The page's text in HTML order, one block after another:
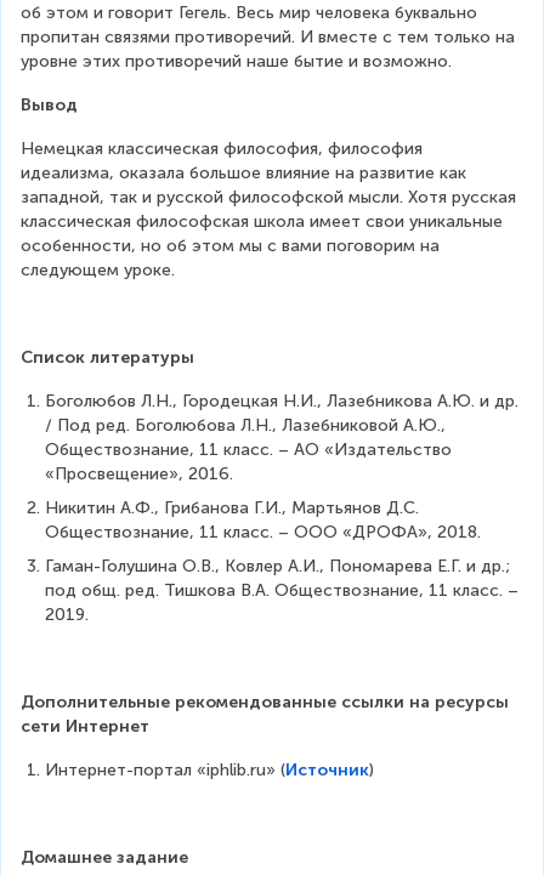
об этом и говорит Гегель. Весь мир человека буквально
пропитан связями противоречий. И вместе с тем только на
уровне этих противоречий наше бытие и возможно.
Вывод
Немецкая классическая философия, философия
идеализма, оказала большое влияние на развитие как
западной, так и русской философской мысли. Хотя русская
классическая философская школа имеет свои уникальные
особенности, но об этом мы с вами поговорим на
следующем уроке.
Список литературы
Боголюбов Л.Н., Городецкая Н.И., Лазебникова А.Ю. и др.
/ Под ред. Боголюбова Л.Н., Лазебниковой А.Ю.,
Обществознание, 11 класс. – АО «Издательство
«Просвещение», 2016.
Никитин А.Ф., Грибанова Г.И., Мартьянов Д.С.
Обществознание, 11 класс. – ООО «ДРОФА», 2018.
Гаман-Голушина О.В., Ковлер А.И., Пономарева Е.Г. и др.;
под общ. ред. Тишкова В.А. Обществознание, 11 класс. –
2019.
Дополнительные рекомендованные ссылки на ресурсы
сети Интернет
Интернет-портал «iphlib.ru» (Источник)
Домашнее задание